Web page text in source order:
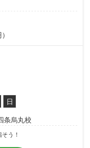
日
条烏丸校
う！